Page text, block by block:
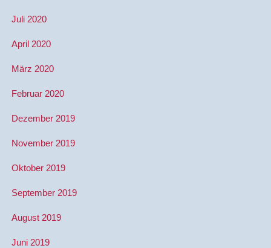
Juli 2020
April 2020
März 2020
Februar 2020
Dezember 2019
November 2019
Oktober 2019
September 2019
August 2019
Juni 2019